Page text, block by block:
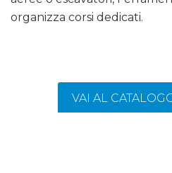
organizza corsi dedicati.
VAI AL